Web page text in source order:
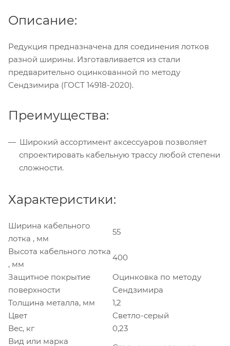
Описание:
Редукция предназначена для соединения лотков
разной ширины. Изготавливается из стали
предварительно оцинкованной по методу
Сендзимира (ГОСТ 14918-2020).
Преимущества:
Широкий ассортимент аксессуаров позволяет
спроектировать кабельную трассу любой степени
сложности.
Характеристики:
Ширина кабельного
лотка , мм
55
Высота кабельного лотка
, мм
400
Защитное покрытие
поверхности
Оцинковка по методу
Сендзимира
Толщина металла, мм
1,2
Цвет
Светло-серый
Вес, кг
0,23
Вид или марка